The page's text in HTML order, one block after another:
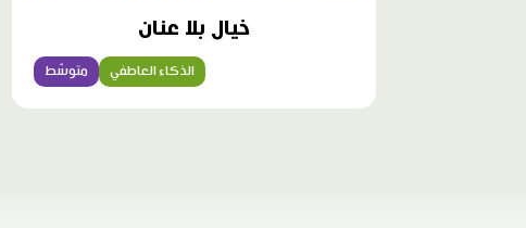
خيال بلا عنان
متوسّط الذكاء العاطفي